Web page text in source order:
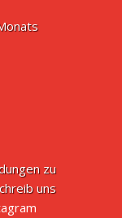
zu
uns